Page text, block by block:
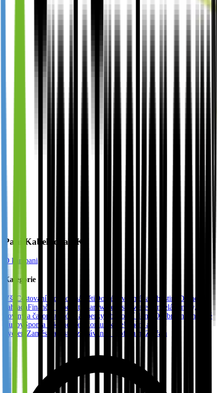
Pani Kabelkova SK
O kampani
Kategorie
Vše Cestování a dovolená Děti Doménová jména a hosting
Domov a
zahradaFinanční produkty Hardware a software Kancelář
Knihy,
noviny a časopisů
Móda a šperky Obchodní domy
Osobní internetové
služby Sport a rekreace TelekomunikaceUmění a
bydlení Zaměstnanost, vzdělávání a profesního Zvířata